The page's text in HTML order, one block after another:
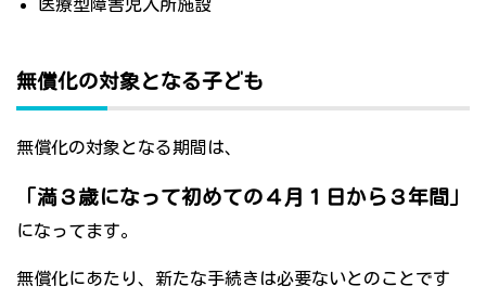
医療型障害児入所施設
無償化の対象となる子ども
無償化の対象となる期間は、
「満３歳になって初めての４月１日から３年間」
になってます。
無償化にあたり、新たな手続きは必要ないとのことです